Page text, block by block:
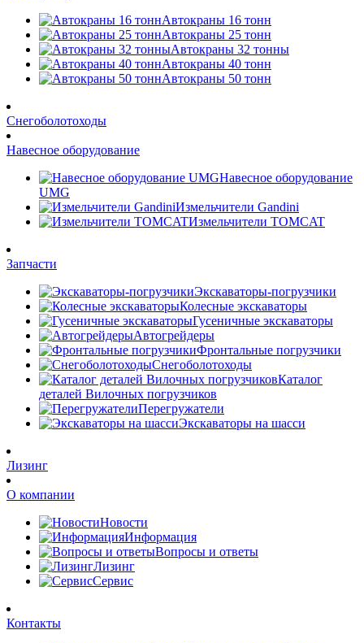
Автокраны 16 тонн
Автокраны 25 тонн
Автокраны 32 тонны
Автокраны 40 тонн
Автокраны 50 тонн
Снегоболотоходы
Навесное оборудование
Навесное оборудование
UMG
Измельчители Gandini
Измельчители TOMCAT
Запчасти
Экскаваторы-погрузчики
Колесные экскаваторы
Гусеничные экскаваторы
Автогрейдеры
Фронтальные погрузчики
Снегоболотоходы
Каталог
деталей Вилочных погрузчиков
Перегружатели
Экскаваторы на шасси
Лизинг
О компании
Новости
Информация
Вопросы и ответы
Лизинг
Сервис
Контакты